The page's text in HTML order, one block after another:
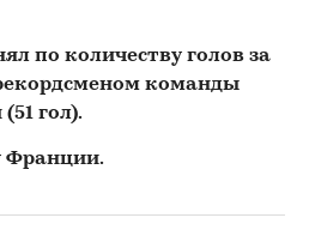
по количеству голов за
команды
гол).
Франции.